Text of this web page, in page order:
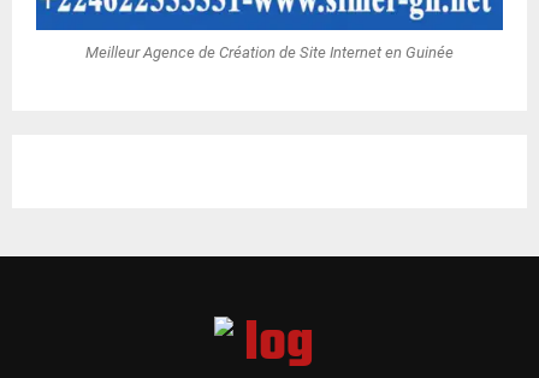
Meilleur Agence de Création de Site Internet en Guinée